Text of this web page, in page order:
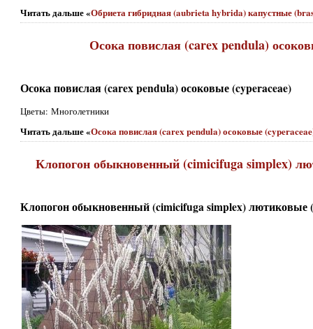
Читать дальше «Обриета гибридная (aubrieta hybrida) капустные
Осока повислая (carex pendula)
Осока повислая (carex pendula) осоковые (cyperaceae)
Цветы: Многолетники
Читать дальше «Осока повислая (carex pendula) осоковые
Клопогон обыкновенный (cimicifuga simplex)
Клопогон обыкновенный (cimicifuga simplex) лютиковые